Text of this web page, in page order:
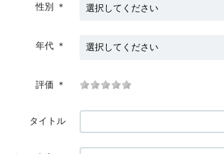
性別 ＊
年代 ＊
評価 ＊
タイトル